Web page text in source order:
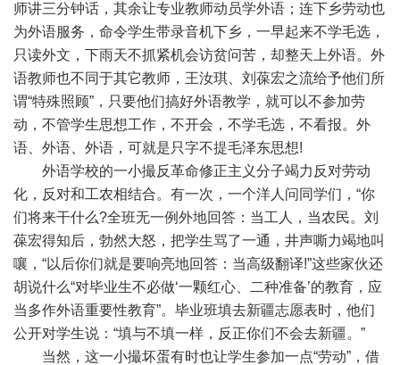
师讲三分钟话，其余让专业教师动员学外语；连下乡劳动也
为外语服务，命令学生带录音机下乡，一早起来不学毛选，
只读外文，下雨天不抓紧机会访贫问苦，却整天上外语。外
语教师也不同于其它教师，王汝琪、刘葆宏之流给予他们所
谓“特殊照顾”，只要他们搞好外语教学，就可以不参加劳
动，不管学生思想工作，不开会，不学毛选，不看报。外
语、外语、外语，可就是只字不提毛泽东思想!
外语学校的一小撮反革命修正主义分子竭力反对劳动
化，反对和工农相结合。有一次，一个洋人问同学们，“你
们将来干什么?全班无一例外地回答：当工人，当农民。刘
葆宏得知后，勃然大怒，把学生骂了一通，井声嘶力竭地叫
嚷，“以后你们就是要响亮地回答：当高级翻译!”这些家伙还
胡说什么“对毕业生不必做‘一颗红心、二种准备’的教育，应
当多作外语重要性教育”。毕业班填去新疆志愿表时，他们
公开对学生说：“填与不填一样，反正你们不会去新疆。”
当然，这一小撮坏蛋有时也让学生参加一点“劳动”，借